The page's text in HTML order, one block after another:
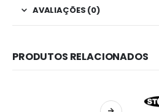
AVALIAÇÕES (0)
PRODUTOS RELACIONADOS